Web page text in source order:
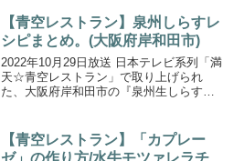
マグリです。日本で流通しているハマグ
リ類は、本ハマグ...
【青空レストラン】泉州しらすレ
シピまとめ。(大阪府岸和田市)
2022年10月29日放送 日本テレビ系列「満
天☆青空レストラン」で取り上げられ
た、大阪府岸和田市の『泉州生しらす』
府岸和田市の『泉州生しらす』です。大
阪・岸和田のシラ...
【青空レストラン】「カプレー
ゼ」の作り方/水牛モツァレラチ